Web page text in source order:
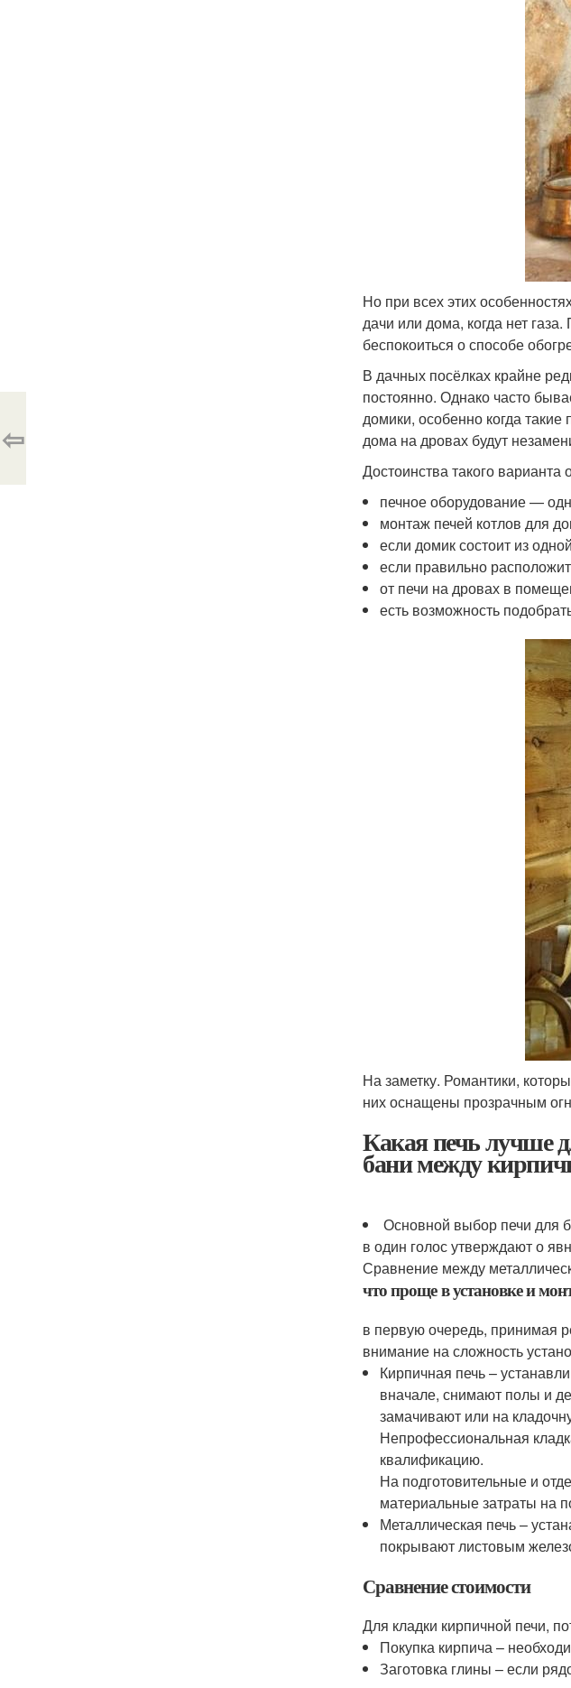
Но при всех этих
дачи или дома, когда нет
беспокоиться о способе
В дачных посёлках крайне
постоянно. Однако часто
домики, особенно когда
дома на дровах будут
Достоинства такого варианта
печное оборудование —
монтаж печей котлов для
если домик состоит из
если правильно
от печи на дровах в
есть возможность
На заметку. Романтики,
них оснащены прозрачным
Какая печь лучше
бани между
Основной выбор печи для
в один голос утверждают о
Сравнение между
что проще в установке и
в первую очередь, принимая
внимание на сложность
Кирпичная печь –
вначале, снимают полы и
замачивают или на
Непрофессиональная
квалификацию.
На подготовительные и
материальные затраты на
Металлическая печь –
покрывают листовым
Сравнение стоимости
Для кладки кирпичной печи,
Покупка кирпича –
Заготовка глины – если
⇦